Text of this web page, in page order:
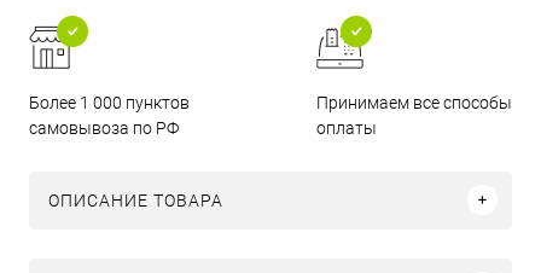
Более 1 000 пунктов
самовывоза по РФ
Принимаем все способы
оплаты
ОПИСАНИЕ ТОВАРА